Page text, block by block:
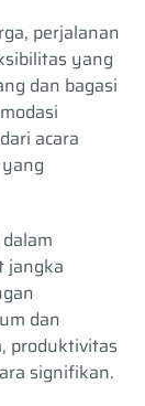
perjalanan
yang
dan bagasi
acara
jangka
dan
produktivitas
signifikan.